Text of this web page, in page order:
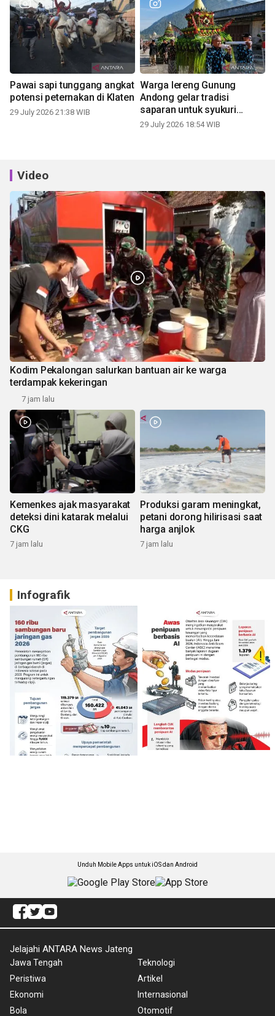
Pawai sapi tunggang angkat
potensi peternakan di Klaten
29 July 2026 21:38 WIB
Warga lereng Gunung
Andong gelar tradisi
saparan untuk syukuri
panen
29 July 2026 18:54 WIB
Video
Kodim Pekalongan salurkan bantuan air ke warga
terdampak kekeringan
7 jam lalu
Kemenkes ajak masyarakat
deteksi dini katarak melalui
CKG
7 jam lalu
Produksi garam meningkat,
petani dorong hilirisasi saat
harga anjlok
7 jam lalu
Infografik
Unduh Mobile Apps untuk iOS dan Android
Jelajahi ANTARA News Jateng
Jawa Tengah
Peristiwa
Ekonomi
Bola
Teknologi
Artikel
Internasional
Otomotif